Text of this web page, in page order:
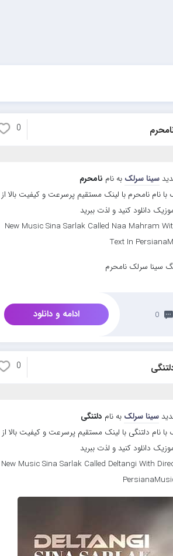
0
سینا سرلک به نام نامحرم
نام نامحرم با لینک مستقیم پرسرعت و کیفیت بالا از
دانلود کنید و لذت ببرید
New Music Sina Sarlak Called Naa Mahram
Text In
0 ادامه و دانلود
0
سینا سرلک به نام دلتنگی
نام دلتنگی با لینک مستقیم پرسرعت و کیفیت بالا از
دانلود کنید و لذت ببرید
New Music Sina Sarlak Called Deltangi With